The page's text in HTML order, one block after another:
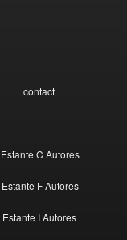
contact
Estante C Autores
Estante F Autores
Estante I Autores